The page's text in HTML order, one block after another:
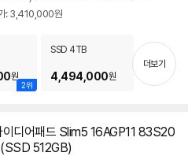
: 3,410,000원
기
2위
원
SSD 4TB
4,494,000원
더보기
이디어패드 Slim5 16AGP11 83S20
512GB)